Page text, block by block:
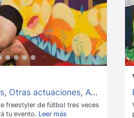
, Otras actuaciones, Acrobacia
freestyler de fútbol tres veces
tu evento. Leer más